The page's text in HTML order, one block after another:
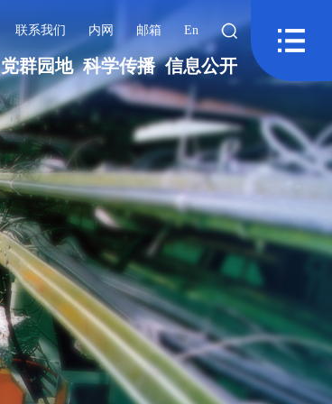
联系我们 内网 邮箱 En
党群园地 科学传播 信息公开